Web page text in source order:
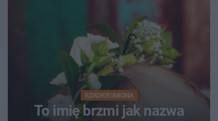
RZADKIE IMIONA
To imię brzmi jak nazwa